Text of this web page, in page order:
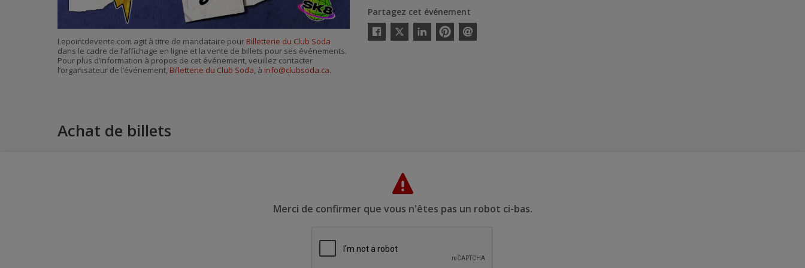
Partagez cet événement
Facebook
Twitter
LinkedinPinterestEnvoyer
Lepointdevente.com agit à titre de mandataire pour Billetterie du Club Soda
dans le cadre de l’affichage en ligne et la vente de billets pour ses événements.
Pour plus d’information à propos de cet événement, veuillez contacter
l’organisateur de l’événement, Billetterie du Club Soda, à info@clubsoda.ca.
Achat de billets
Merci de confirmer que vous n'êtes pas un robot ci-bas.